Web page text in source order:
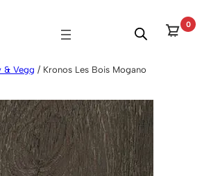
0
& Vegg / Kronos Les Bois Mogano